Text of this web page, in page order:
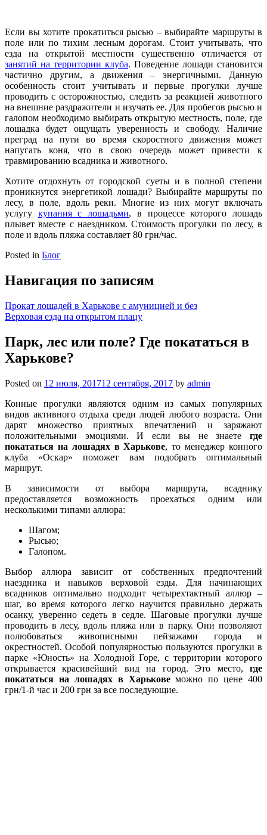
Если вы хотите прокатиться рысью – выбирайте маршруты в
поле или по тихим лесным дорогам. Стоит учитывать, что
езда на открытой местности существенно отличается от
занятий на территории клуба. Поведение лошади становится
частично другим, а движения – энергичными. Данную
особенность стоит учитывать и первые прогулки лучше
проводить с осторожностью, следить за реакцией животного
на внешние раздражители и изучать ее. Для пробегов рысью и
галопом необходимо выбирать открытую местность, поле, где
лошадка будет ощущать уверенность и свободу. Наличие
преград на пути во время скоростного движения может
напугать коня, что в свою очередь может привести к
травмированию всадника и животного.
Хотите отдохнуть от городской суеты и в полной степени
проникнутся энергетикой лошади? Выбирайте маршруты по
лесу, в поле, вдоль реки. Многие из них могут включать
услугу купания с лошадьми, в процессе которого лошадь
плывет вместе с наездником. Стоимость прогулки по лесу, в
поле и вдоль пляжа составляет 80 грн/час.
Posted in Блог
Навигация по записям
Прокат лошадей в Харькове с амуницией и без
Верховая езда на открытом плацу
Парк, лес или поле? Где покататься в
Харькове?
Posted on 12 июля, 201712 сентября, 2017 by admin
Конные прогулки являются одним из самых популярных
видов активного отдыха среди людей любого возраста. Они
дарят множество приятных впечатлений и заряжают
положительными эмоциями. И если вы не знаете где
покататься на лошадях в Харькове, то менеджер конного
клуба «Оскар» поможет вам подобрать оптимальный
маршрут.
В зависимости от выбора маршрута, всаднику
предоставляется возможность проехаться одним или
несколькими типами аллюра:
Шагом;
Рысью;
Галопом.
Выбор аллюра зависит от собственных предпочтений
наездника и навыков верховой езды. Для начинающих
всадников оптимально подходит четырехтактный аллюр –
шаг, во время которого легко научится правильно держать
осанку, уверенно седеть в седле. Шаговые прогулки лучше
проводить в лесу, вдоль пляжа или в парку. Они позволяют
полюбоваться живописными пейзажами города и
окрестностей. Особой популярностью пользуются прогулки в
парке «Юность» на Холодной Горе, с территории которого
открывается красивейший вид на город. Это место, где
покататься на лошадях в Харьковеможно по цене 400
грн/1-й час и 200 грн за все последующие.